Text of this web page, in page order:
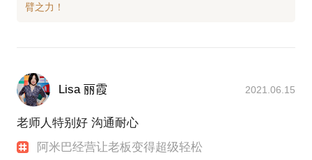
Lisa 丽霞 2021.06.15
老师人特别好 沟通耐心
阿米巴经营让老板变得超级轻松